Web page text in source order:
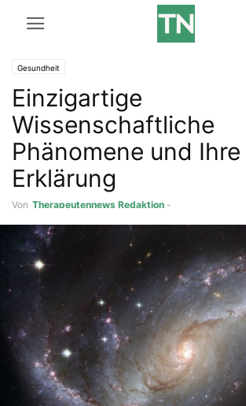
Gesundheit
Einzigartige
Wissenschaftliche
Phänomene und Ihre
Erklärung
Von Therapeutennews Redaktion -